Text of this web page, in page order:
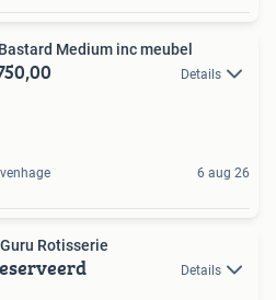
Medium inc meubel
Details
6 aug 26
Rotisserie
Details